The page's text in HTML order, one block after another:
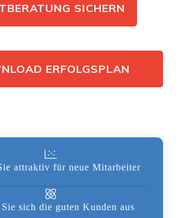
SICHERN
ERFOLGSPLAN
attraktiv für neue Mitarbeiter
Sie sich die guten Kunden aus